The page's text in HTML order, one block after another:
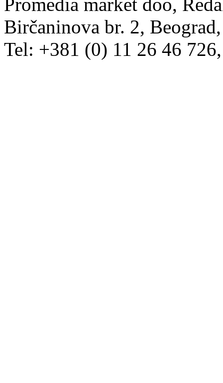
Promedia market doo,
Birčaninova br. 2,
Tel: +381 (0) 11 26 46